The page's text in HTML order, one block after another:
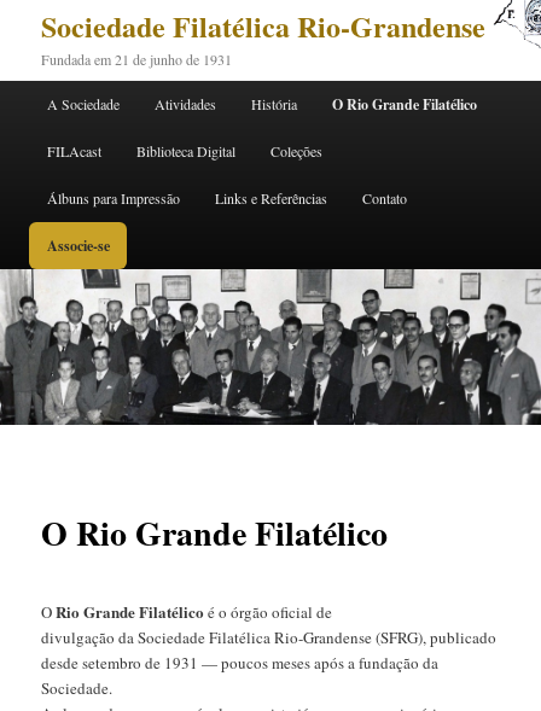
Sociedade Filatélica Rio-Grandense
Fundada em 21 de junho de 1931
Pular para o conteúdo principal
Pular para o conteúdo secundário
A Sociedade Atividades História O Rio Grande Filatélico
FILAcast Biblioteca Digital Coleções
Álbuns para Impressão Links e Referências Contato
Associe-se
O Rio Grande Filatélico
ORio Grande Filatélico é o órgão oficial de
divulgação da Sociedade Filatélica Rio-Grandense (SFRG), publicado
desde setembro de 1931 — poucos meses após a fundação da
Sociedade.